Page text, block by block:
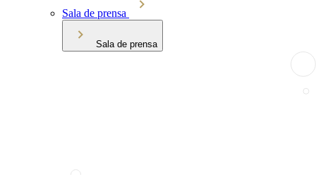
Sala de prensa
Sala de prensa